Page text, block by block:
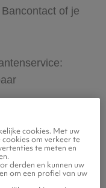
of je
huurauto voor
cookies. Met uw
om verkeer te
te meten en
derden en kunnen uw
om een profiel van uw